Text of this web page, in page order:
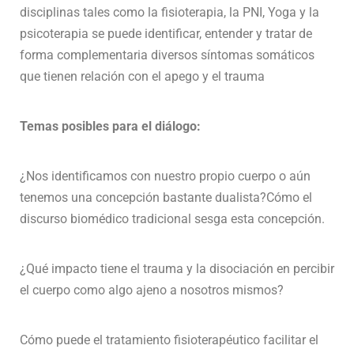
disciplinas tales como la fisioterapia, la PNI, Yoga y la
psicoterapia se puede identificar, entender y tratar de
forma complementaria diversos síntomas somáticos
que tienen relación con el apego y el trauma
Temas posibles para el diálogo:
¿Nos identificamos con nuestro propio cuerpo o aún
tenemos una concepción bastante dualista?Cómo el
discurso biomédico tradicional sesga esta concepción.
¿Qué impacto tiene el trauma y la disociación en percibir
el cuerpo como algo ajeno a nosotros mismos?
Cómo puede el tratamiento fisioterapéutico facilitar el